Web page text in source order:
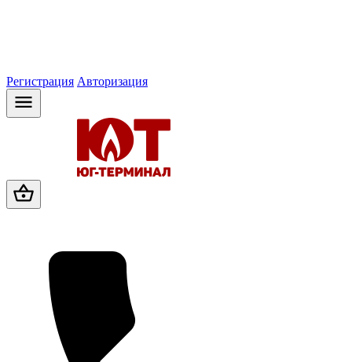
Регистрация Авторизация